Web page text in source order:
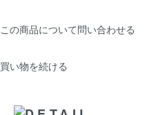
この商品について問い合わせる
買い物を続ける